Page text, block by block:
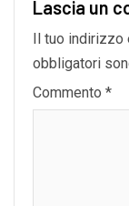
Lascia un
Il tuo
obbligatori
Commento *